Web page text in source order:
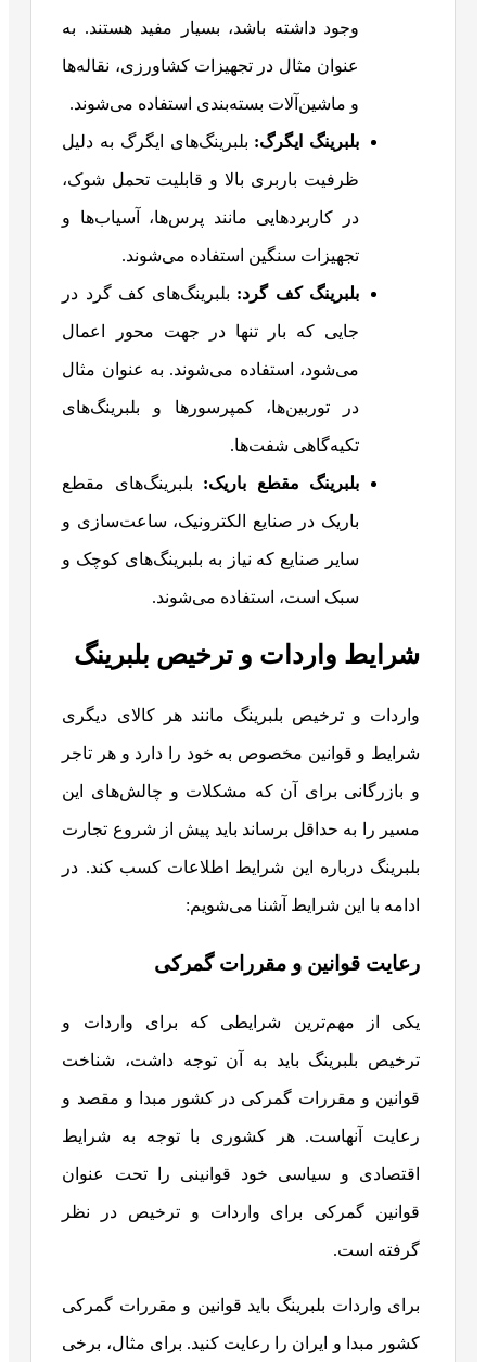
وجود داشته باشد، بسیار مفید هستند. به
عنوان مثال در تجهیزات کشاورزی، نقاله‌ها
و ماشین‌آلات بسته‌بندی استفاده می‌شوند.
بلبرینگ ایگرگ: بلبرینگ‌های ایگرگ به دلیل
ظرفیت باربری بالا و قابلیت تحمل شوک،
در کاربردهایی مانند پرس‌ها، آسیاب‌ها و
تجهیزات سنگین استفاده می‌شوند.
بلبرینگ کف گرد: بلبرینگ‌های کف گرد در
جایی که بار تنها در جهت محور اعمال
می‌شود، استفاده می‌شوند. به عنوان مثال
در توربین‌ها، کمپرسورها و بلبرینگ‌های
تکیه‌گاهی شفت‌ها.
بلبرینگ مقطع باریک: بلبرینگ‌های مقطع
باریک در صنایع الکترونیک، ساعت‌سازی و
سایر صنایع که نیاز به بلبرینگ‌های کوچک و
سبک است، استفاده می‌شوند.
شرایط واردات و ترخیص بلبرینگ
واردات و ترخیص بلبرینگ مانند هر کالای دیگری
شرایط و قوانین مخصوص به خود را دارد و هر تاجر
و بازرگانی برای آن که مشکلات و چالش‌های این
مسیر را به حداقل برساند باید پیش از شروع تجارت
بلبرینگ درباره این شرایط اطلاعات کسب کند. در
ادامه با این شرایط آشنا می‌شویم:
رعایت قوانین و مقررات گمرکی
یکی از مهم‌ترین شرایطی که برای واردات و
ترخیص بلبرینگ باید به آن توجه داشت، شناخت
قوانین و مقررات گمرکی در کشور مبدا و مقصد و
رعایت آنهاست. هر کشوری با توجه به شرایط
اقتصادی و سیاسی خود قوانینی را تحت عنوان
قوانین گمرکی برای واردات و ترخیص در نظر
گرفته است.
برای واردات بلبرینگ‌ باید قوانین و مقررات گمرکی
کشور مبدا و ایران را رعایت کنید. برای مثال، برخی